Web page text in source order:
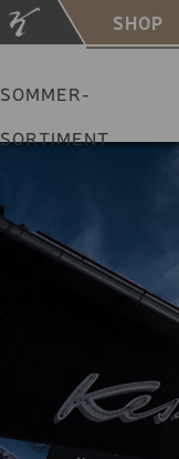
SHOP
SOMMER-
SORTIMENT